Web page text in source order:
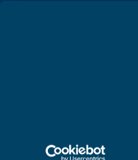
61250 Usingen,
+49